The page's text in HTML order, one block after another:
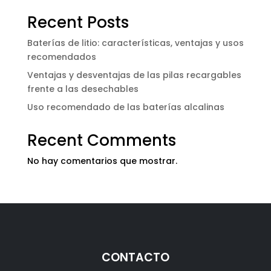
Recent Posts
Baterías de litio: características, ventajas y usos
recomendados
Ventajas y desventajas de las pilas recargables
frente a las desechables
Uso recomendado de las baterías alcalinas
Recent Comments
No hay comentarios que mostrar.
CONTACTO